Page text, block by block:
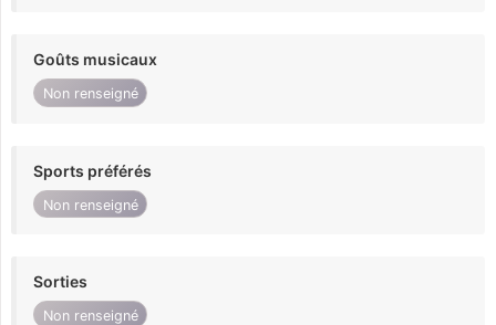
Goûts musicaux
Non renseigné
Sports préférés
Non renseigné
Sorties
Non renseigné